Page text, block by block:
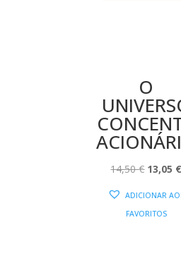
O
14,50€ O
13,05 €
ADICIONAR
FAVORITOS